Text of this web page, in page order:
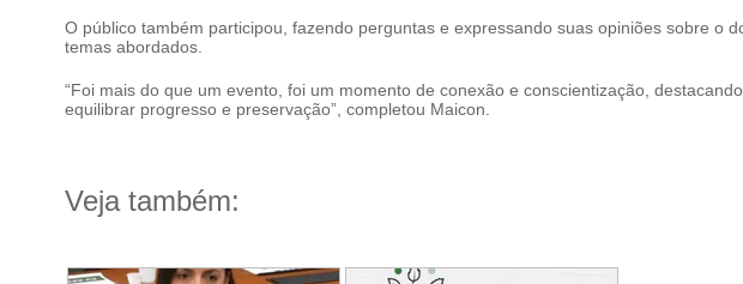
O público também participou, fazendo perguntas e expressando suas opiniões sobre o
temas abordados.
“Foi mais do que um evento, foi um momento de conexão e conscientização,
equilibrar progresso e preservação”, completou Maicon.
Veja também: